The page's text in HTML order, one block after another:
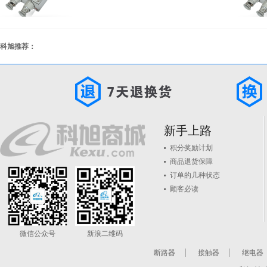
科旭推荐：
微信公众号 新浪二维码
新手上路
积分奖励计划
商品退货保障
订单的几种状态
顾客必读
断路器 接触器 继电器